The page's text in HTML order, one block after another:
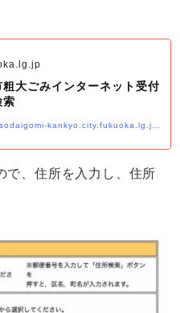
粗大ごみインターネット受付
索
で、住所を入力し、住所